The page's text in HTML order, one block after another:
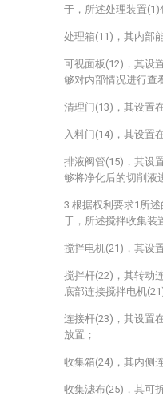
于，所述处理装置(1)
处理箱(11)，其内部
可视面板(12)，其设
够对内部情况进行查
清理门(13)，其设置
入料门(14)，其设置
排液阀管(15)，其设
够将净化后的切削液
3.根据权利要求1所
于，所述搅拌收集装
搅拌电机(21)，其设
搅拌杆(22)，其转动
底部连接搅拌电机
连接杆(23)，其设置
放置；
收集箱(24)，其内侧
收集滤布(25)，其可